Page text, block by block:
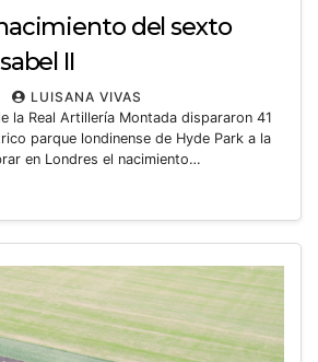
del sexto
II
LUISANA VIVAS
la Real Artillería Montada dispararon 41
parque londinense de Hyde Park a la
en Londres el nacimiento…